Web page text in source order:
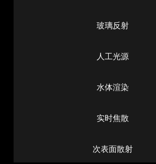
玻璃反射
人工光源
水体渲染
实时焦散
次表面散射